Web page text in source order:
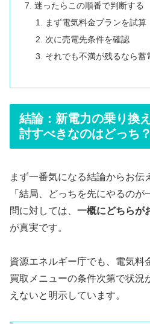
迷ったらこの順番で判断する
まず電気料金プランを試算
次に売電先条件を確認
それでも不満が残るなら蓄
結論：新電力の乗り換
討すべきなのはどっち？
まず一番気になる結論からお伝
「結局、どっちを先にやるの
問に対しては、 一概にどちらが
が真実です。
資源エネルギー庁でも、電気料
買取メニューの条件次第で状況
えないと明示しています。